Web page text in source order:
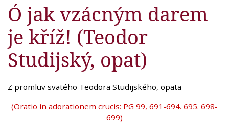
Ó jak vzácným darem
je kříž! (Teodor
Studijský, opat)
Z promluv svatého Teodora Studijského, opata
(Oratio in adorationem crucis: PG 99, 691-694. 695. 698-
699)